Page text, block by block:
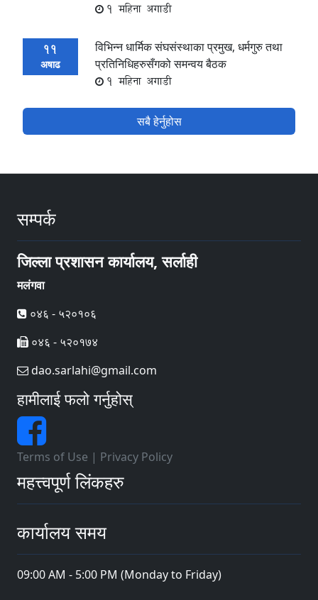
1 महिना अगाडी
11
अषाढ
विभिन्न धार्मिक संघसंस्थाका प्रमुख, धर्मगुरु तथा
प्रतिनिधिहरुसँगको समन्वय बैठक
1 महिना अगाडी
सबै हेर्नुहोस
सम्पर्क
जिल्ला प्रशासन कार्यालय, सर्लाही
मलंगवा
०४६ - ५२०१०६
०४६ - ५२०१७४
dao.sarlahi@gmail.com
हामीलाई फलो गर्नुहोस्
Terms of Use | Privacy Policy
महत्त्वपूर्ण लिंकहरु
कार्यालय समय
09:00 AM - 5:00 PM (Monday to Friday)